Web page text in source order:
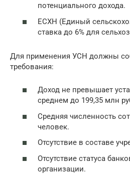
потенциального дохода.
ЕСХН (Единый
ставка до 6% для
Для применения УСН должны
требования:
Доход не превышает
среднем до 199,35 млн
Средняя численность
человек.
Отсутствие в составе
Отсутствие статуса
организации.